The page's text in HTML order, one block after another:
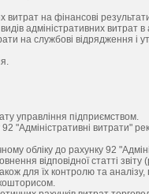
витрат на фінансові
адміністративних витрат
на службові відрядження і
управління підприємством.
"Адміністративні витрати"
обліку до рахунку 92
відповідної статті
для їх контролю та